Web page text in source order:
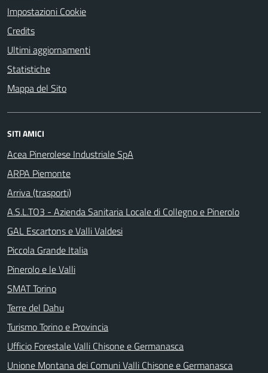
Impostazioni Cookie
Credits
Ultimi aggiornamenti
Statistiche
Mappa del Sito
SITI AMICI
Acea Pinerolese Industriale SpA
ARPA Piemonte
Arriva (trasporti)
A.S.L.TO3 - Azienda Sanitaria Locale di Collegno e Pinerolo
GAL Escartons e Valli Valdesi
Piccola Grande Italia
Pinerolo e le Valli
SMAT Torino
Terre del Dahu
Turismo Torino e Provincia
Ufficio Forestale Valli Chisone e Germanasca
Unione Montana dei Comuni Valli Chisone e Germanasca